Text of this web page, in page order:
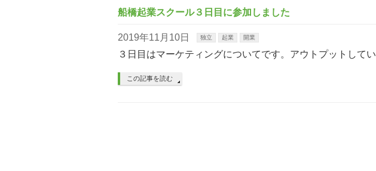
船橋起業スクール３日目に参加しました
2019年11月10日 独立 起業 開業
３日目はマーケティングについてです。アウトプットしてい
この記事を読む